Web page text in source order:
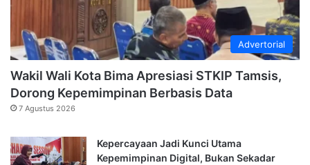
Advertorial
Wakil Wali Kota Bima Apresiasi STKIP Tamsis,
Dorong Kepemimpinan Berbasis Data
7 Agustus 2026
Kepercayaan Jadi Kunci Utama
Kepemimpinan Digital, Bukan Sekadar